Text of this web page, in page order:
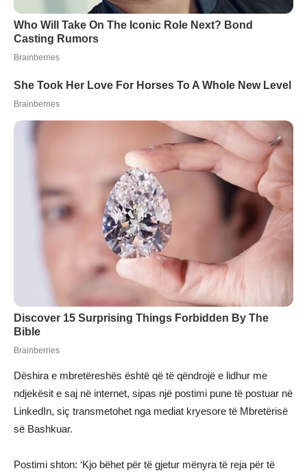
Dëshira e mbretëreshës është që të qëndrojë e lidhur me
ndjekësit e saj në internet, sipas një postimi pune të postuar në
LinkedIn, siç transmetohet nga mediat kryesore të Mbretërisë
së Bashkuar.
Postimi shton: ‘Kjo bëhet për të gjetur mënyra të reja për të